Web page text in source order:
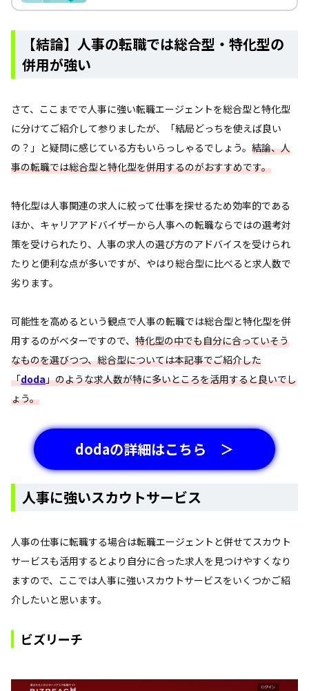
【結論】人事の転職では総合型・特化型の
併用が強い
さて、ここまでで人事に強い転職エージェントを総合型と特化型
に分けてご紹介して参りましたが、「結局どっちを使えば良い
の？」と疑問に感じている方もいらっしゃるでしょう。 結論、人
事の転職では総合型と特化型を併用するのがおすすめです。
特化型は人事関連の求人に絞って仕事を探せるため効率的である
ほか、キャリアアドバイザーから人事への転職ならではの選考対
策を受けられたり、人事の求人の選び方のアドバイスを受けられ
たりと便利な点が多いですが、やはり総合型に比べると求人数で
劣ります。
可能性を高めるという観点で人事の転職では総合型と特化型を併
用するのがベターですので、 特化型の中でも自分に合っていそう
なものを選びつつ、総合型については本記事でご紹介した
「doda」のような求人数が特に多いところを活用すると良いでし
ょう。
dodaの詳細はこちら ＞
人事に強いスカウトサービス
人事の仕事に転職する場合は転職エージェントと併せてスカウト
サービスも活用するとより自分に合った求人を見つけやすくなり
ますので、ここでは人事に強いスカウトサービスをいくつかご紹
介したいと思います。
ビズリーチ